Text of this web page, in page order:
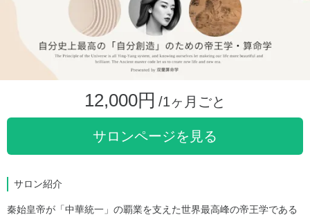
12,000円 /1ヶ月ごと
サロンページを見る
サロン紹介
秦始皇帝が「中華統一」の覇業を支えた世界最高峰の帝王学である